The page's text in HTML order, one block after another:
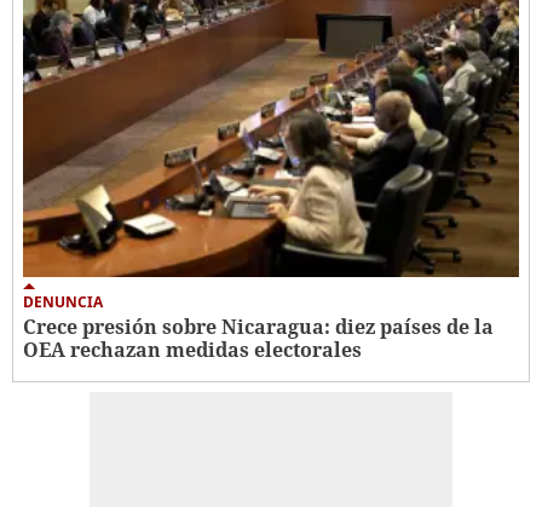
DENUNCIA
Crece presión sobre Nicaragua: diez países de la
OEA rechazan medidas electorales